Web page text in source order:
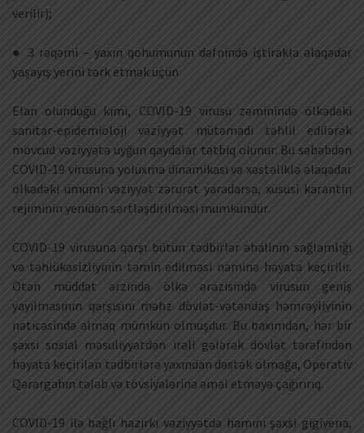
verilir);
● 3 rəqəmi – yaxın qohumunun dəfnində iştirakla əlaqədar
yaşayış yerini tərk etmək üçün
Elan olunduğu kimi, COVID-19 virusu zəminində ölkədəki
sanitar-epidemioloji vəziyyət mütəmadi təhlil edilərək
mövcud vəziyyətə uyğun qaydalar tətbiq olunur. Bu səbəbdən
COVID-19 virusuna yoluxma dinamikası və xəstəliklə əlaqədar
ölkədəki ümumi vəziyyət zərurət yaradarsa, xüsusi karantin
rejiminin yenidən sərtləşdirilməsi mümkündür.
COVID-19 virusuna qarşı bütün tədbirlər əhalinin sağlamlığı
və təhlükəsizliyinin təmin edilməsi naminə həyata keçirilir.
Ötən müddət ərzində ölkə ərazisində virusun geniş
yayılmasının qarşısını məhz dövlət-vətəndaş həmrəyliyinin
nəticəsində almaq mümkün olmuşdur. Bu baxımdan, hər bir
şəxsi sosial məsuliyyətdən irəli gələrək dövlət tərəfindən
həyata keçirilən tədbirlərə yaxından dəstək olmağa, Operativ
Qərargahın tələb və tövsiyələrinə əməl etməyə çağırırıq.
COVID-19 ilə bağlı hazırkı vəziyyətdə hamını şəxsi gigiyena,